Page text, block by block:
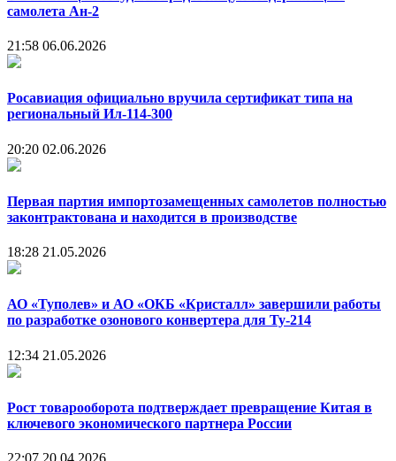
самолета Ан-2
21:58 06.06.2026
Росавиация официально вручила сертификат типа на
региональный Ил-114-300
20:20 02.06.2026
Первая партия импортозамещенных самолетов полностью
законтрактована и находится в производстве
18:28 21.05.2026
АО «Туполев» и АО «ОКБ «Кристалл» завершили работы
по разработке озонового конвертера для Ту-214
12:34 21.05.2026
Рост товарооборота подтверждает превращение Китая в
ключевого экономического партнера России